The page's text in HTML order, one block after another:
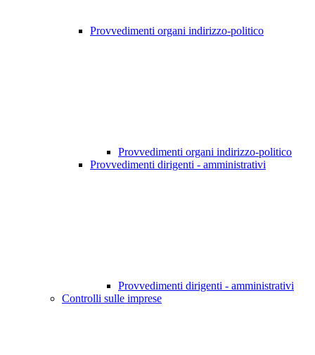
Provvedimenti organi indirizzo-politico
Provvedimenti organi indirizzo-politico
Provvedimenti dirigenti - amministrativi
Provvedimenti dirigenti - amministrativi
Controlli sulle imprese